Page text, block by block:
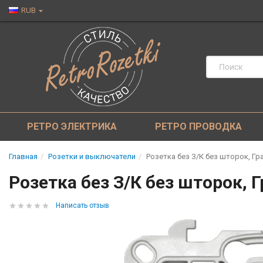
RUB
РЕТРО ЭЛЕКТРИКА РЕТРО ПРОВОДКА
Главная Розетки и выключатели Розетка без З/К без шторок,
Розетка без З/К без шторок,
Написать отзыв